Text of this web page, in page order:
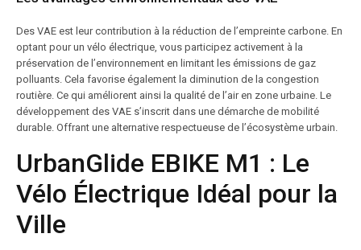
Des VAE est leur contribution à la réduction de l’empreinte carbone. En
optant pour un vélo électrique, vous participez activement à la
préservation de l’environnement en limitant les émissions de gaz
polluants. Cela favorise également la diminution de la congestion
routière. Ce qui améliorent ainsi la qualité de l’air en zone urbaine. Le
développement des VAE s’inscrit dans une démarche de mobilité
durable. Offrant une alternative respectueuse de l’écosystème urbain.
UrbanGlide EBIKE M1 : Le
Vélo Électrique Idéal pour la
Ville